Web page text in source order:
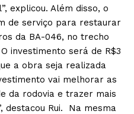
explicou. Além disso, o
de serviço para restaurar
da BA-046, no trecho
investimento será de R$3
a obra seja realizada
vai melhorar as
da rodovia e trazer mais
destacou Rui. Na mesma